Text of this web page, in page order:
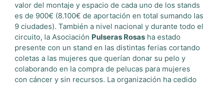
valor del montaje y espacio de cada uno de los stands
es de 900€ (8.100€ de aportación en total sumando las
9 ciudades). También a nivel nacional y durante todo el
circuito, la Asociación Pulseras Rosas ha estado
presente con un stand en las distintas ferias cortando
coletas a las mujeres que querían donar su pelo y
colaborando en la compra de pelucas para mujeres
con cáncer y sin recursos. La organización ha cedido